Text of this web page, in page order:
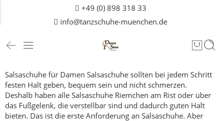
+49 (0) 898 318 33
info@tanzschuhe-muenchen.de
Salsaschuhe für Damen Salsaschuhe sollten bei jedem Schritt
festen Halt geben, bequem sein und nicht schmerzen.
Deshalb haben alle Salsaschuhe Riemchen am Rist oder über
das Fußgelenk, die verstellbar sind und dadurch guten Halt
bieten. Das ist die erste Anforderung an Salsaschuhe. Aber